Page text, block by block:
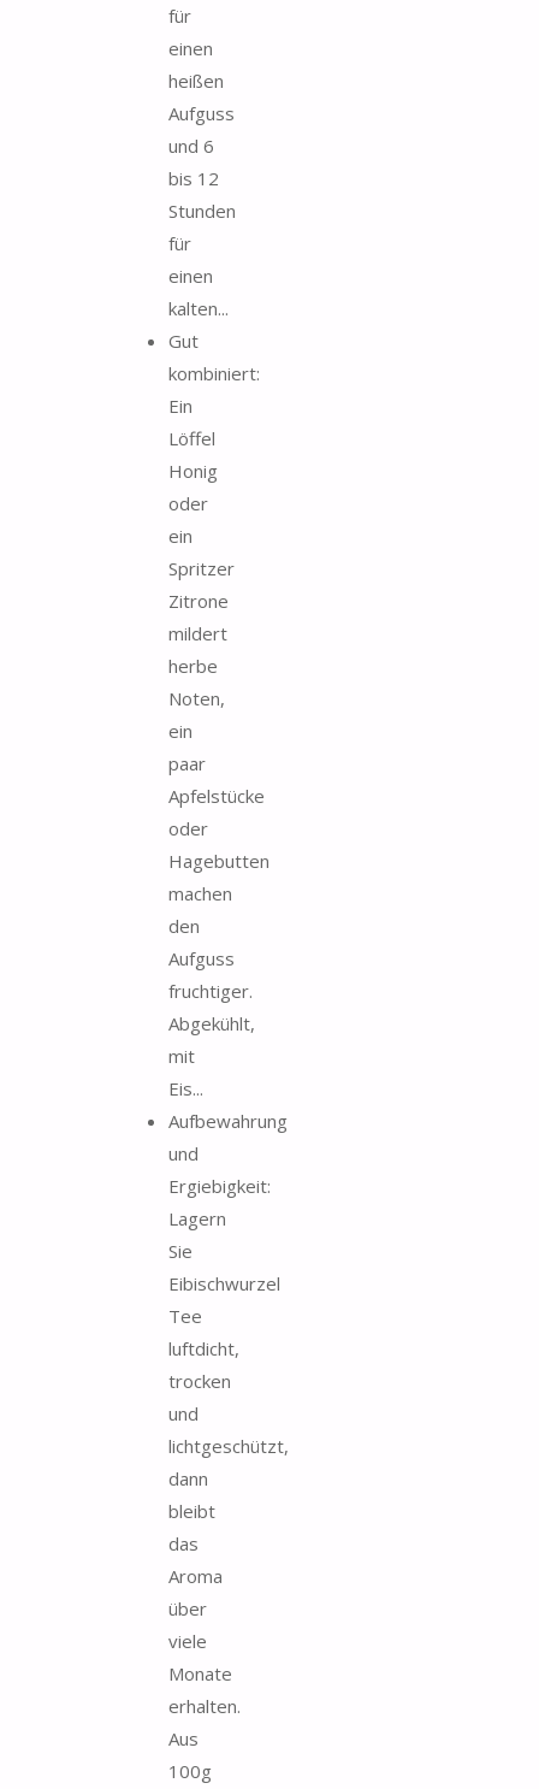
für
einen
heißen
Aufguss
und 6
bis 12
Stunden
für
einen
kalten...
Gut
kombiniert:
Ein
Löffel
Honig
oder
ein
Spritzer
Zitrone
mildert
herbe
Noten,
ein
paar
Apfelstücke
oder
Hagebutten
machen
den
Aufguss
fruchtiger.
Abgekühlt,
mit
Eis...
Aufbewahrung
und
Ergiebigkeit:
Lagern
Sie
Eibischwurzel
Tee
luftdicht,
trocken
und
lichtgeschützt,
dann
bleibt
das
Aroma
über
viele
Monate
erhalten.
Aus
100g